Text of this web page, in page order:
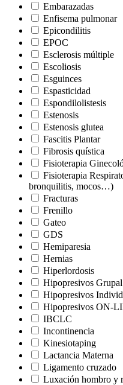
Embarazadas
Enfisema pulmonar
Epicondilitis
EPOC
Esclerosis múltiple
Escoliosis
Esguinces
Espasticidad
Espondilolistesis
Estenosis
Estenosis glutea
Fascitis Plantar
Fibrosis quística
Fisioterapia
Fisioterapia
bronquilitis, mocos…)
Fracturas
Frenillo
Gateo
GDS
Hemiparesia
Hernias
Hiperlordosis
Hipopresivos Grupal
Hipopresivos
Hipopresivos ON-
IBCLC
Incontinencia
Kinesiotaping
Lactancia Materna
Ligamento cruzado
Luxación hombro y